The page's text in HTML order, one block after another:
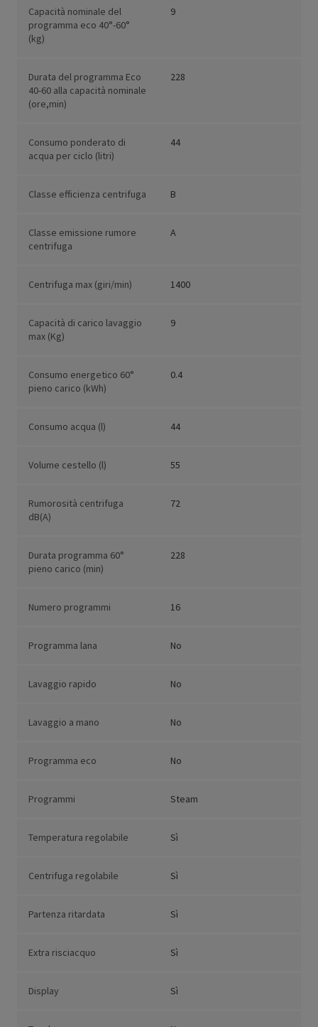
Capacità nominale del
programma eco 40°-60°
(kg)
9
Durata del programma Eco
40-60 alla capacità nominale
(ore,min)
228
Consumo ponderato di
acqua per ciclo (litri)
44
Classe efficienza centrifuga B
Classe emissione rumore
centrifuga
A
Centrifuga max (giri/min) 1400
Capacità di carico lavaggio
max (Kg)
9
Consumo energetico 60°
pieno carico (kWh)
0.4
Consumo acqua (l) 44
Volume cestello (l) 55
Rumorosità centrifuga
dB(A)
72
Durata programma 60°
pieno carico (min)
228
Numero programmi 16
Programma lana No
Lavaggio rapido No
Lavaggio a mano No
Programma eco No
Programmi Steam
Temperatura regolabile Sì
Centrifuga regolabile Sì
Partenza ritardata Sì
Extra risciacquo Sì
Display Sì